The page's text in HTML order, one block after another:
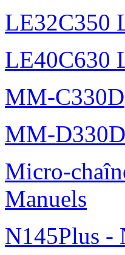
LE32C350
LE40C630
MM-C330D
MM-D330D
Micro-
Manuels
N145Plus -